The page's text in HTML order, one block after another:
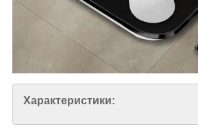
Характеристики: